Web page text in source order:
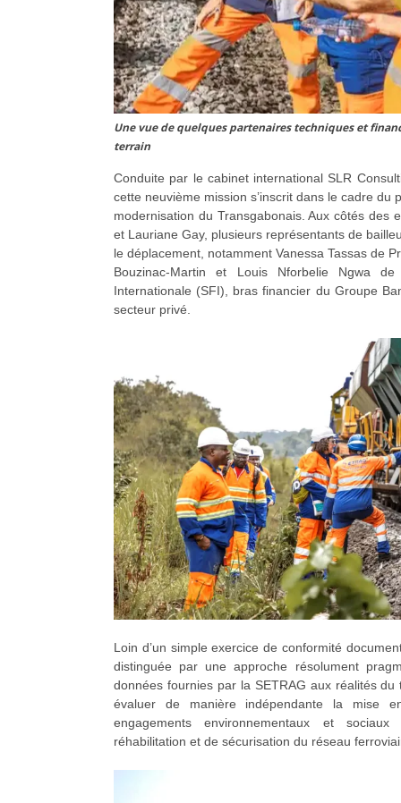
Une vue de quelques partenaires techniques et
terrain
Conduite par le cabinet international SLR
cette neuvième mission s’inscrit dans le cadre du
modernisation du Transgabonais. Aux côtés des
et Lauriane Gay, plusieurs représentants de
le déplacement, notamment Vanessa Tassas de
Bouzinac-Martin et Louis Nforbelie Ngwa
Internationale (SFI), bras financier du Groupe
secteur privé.
Loin d’un simple exercice de conformité
distinguée par une approche résolument
données fournies par la SETRAG aux réalités
évaluer de manière indépendante la mise
engagements environnementaux et
réhabilitation et de sécurisation du réseau